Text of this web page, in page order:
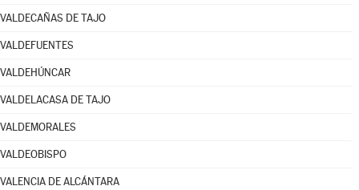
VALDECAÑAS DE TAJO
VALDEFUENTES
VALDEHÚNCAR
VALDELACASA DE TAJO
VALDEMORALES
VALDEOBISPO
VALENCIA DE ALCÁNTARA